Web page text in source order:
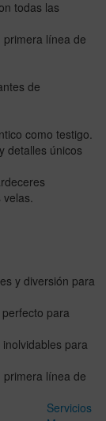
todas las
línea de
de
como testigo.
detalles únicos
y diversión para
para
para
línea de
Servicios